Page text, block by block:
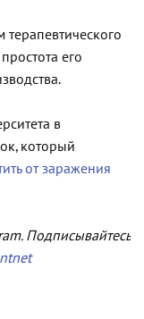
его
в
который
от заражения
Подписывайтесь